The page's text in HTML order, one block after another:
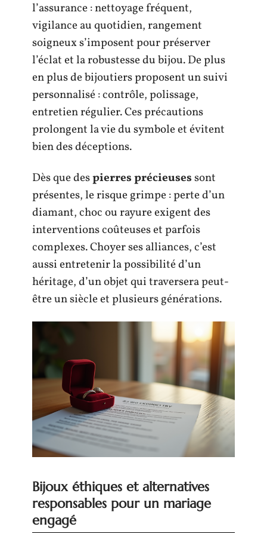
l’assurance : nettoyage fréquent,
vigilance au quotidien, rangement
soigneux s’imposent pour préserver
l’éclat et la robustesse du bijou. De plus
en plus de bijoutiers proposent un suivi
personnalisé : contrôle, polissage,
entretien régulier. Ces précautions
prolongent la vie du symbole et évitent
bien des déceptions.
Dès que despierres précieusessont
présentes, le risque grimpe : perte d’un
diamant, choc ou rayure exigent des
interventions coûteuses et parfois
complexes. Choyer ses alliances, c’est
aussi entretenir la possibilité d’un
héritage, d’un objet qui traversera peut-
être un siècle et plusieurs générations.
Bijoux éthiques et alternatives
responsables pour un mariage
engagé